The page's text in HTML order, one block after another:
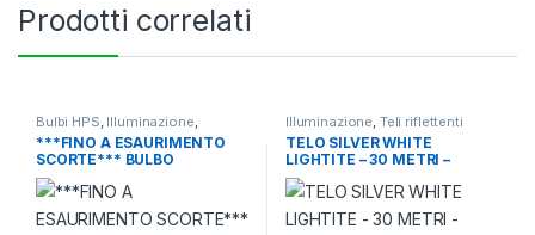
Prodotti correlati
Bulbi HPS Illuminazione
Lampade Orticultura
***FINO A ESAURIMENTO
SCORTE*** BULBO
SYLVANIA 600 W SHP-TS
BLOOM SPECTRUM PER
FIORITURA
Illuminazione Teli riflettenti
TELO SILVER WHITE
LIGHTITE – 30 METRI –
H120CM – 125MU –
ARGENTATO EXTRA-
RESISTENTE